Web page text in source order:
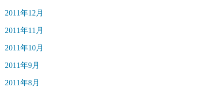
2011年12月
2011年11月
2011年10月
2011年9月
2011年8月